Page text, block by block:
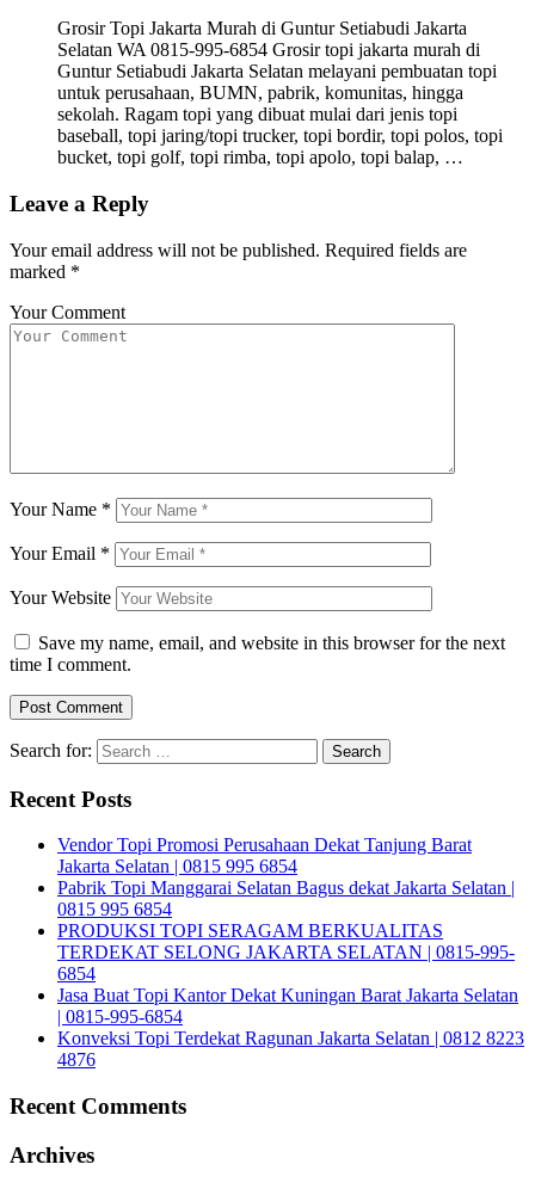
Grosir Topi Jakarta Murah di Guntur Setiabudi Jakarta
Selatan WA 0815-995-6854 Grosir topi jakarta murah di
Guntur Setiabudi Jakarta Selatan melayani pembuatan topi
untuk perusahaan, BUMN, pabrik, komunitas, hingga
sekolah. Ragam topi yang dibuat mulai dari jenis topi
baseball, topi jaring/topi trucker, topi bordir, topi polos, topi
bucket, topi golf, topi rimba, topi apolo, topi balap, …
Leave a Reply
Your email address will not be published. Required fields are
marked *
Your Comment
Your Name *
Your Email *
Your Website
Save my name, email, and website in this browser for the next
time I comment.
Search for:
Recent Posts
Vendor Topi Promosi Perusahaan Dekat Tanjung Barat
Jakarta Selatan | 0815 995 6854
Pabrik Topi Manggarai Selatan Bagus dekat Jakarta Selatan |
0815 995 6854
PRODUKSI TOPI SERAGAM BERKUALITAS
TERDEKAT SELONG JAKARTA SELATAN | 0815-995-
6854
Jasa Buat Topi Kantor Dekat Kuningan Barat Jakarta Selatan
| 0815-995-6854
Konveksi Topi Terdekat Ragunan Jakarta Selatan | 0812 8223
4876
Recent Comments
Archives